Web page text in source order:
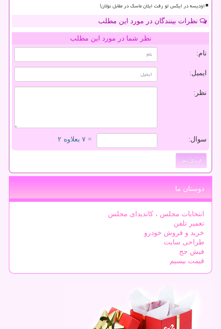
اودیسه در ایکس لو رفت ایلان ماسک در مقابل نولان!
نظرات بینندگان در مورد این مطلب
نظر شما در مورد این مطلب
نام:
ایمیل:
نظر:
سوال: = ۷ بعلاوه ۲
دوستان ما
انتخابات مجلس ، کاندیدای مجلس
تعمیر تلفن
خرید و فروش خودرو
طراحی سایت
فیش حج
قیمت بیسیم